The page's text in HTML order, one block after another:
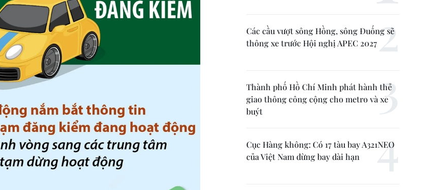
Các cầu vượt sông Hồng, sông Đuống sẽ
thông xe trước Hội nghị APEC 2027
Thành phố Hồ Chí Minh phát hành thẻ
giao thông công cộng cho metro và xe
buýt
Cục Hàng không: Có 17 tàu bay A321NEO
của Việt Nam dừng bay dài hạn